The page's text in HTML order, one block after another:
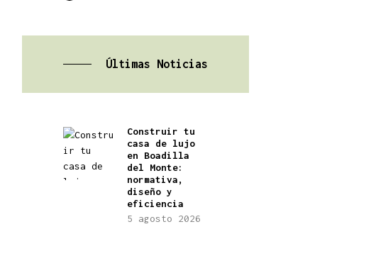
Últimas Noticias
Construir tu
casa de lujo
en Boadilla
del Monte:
normativa,
diseño y
eficiencia
5 agosto 2026